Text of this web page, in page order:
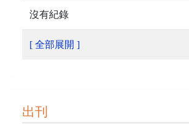
沒有紀錄
[ 全部展開 ]
出刊